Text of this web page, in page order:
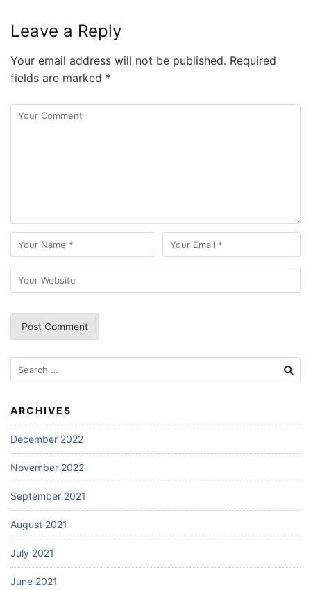
Leave a Reply
Your email address will not be published. Required
fields are marked *
Search
for:
ARCHIVES
December 2022
November 2022
September 2021
August 2021
July 2021
June 2021